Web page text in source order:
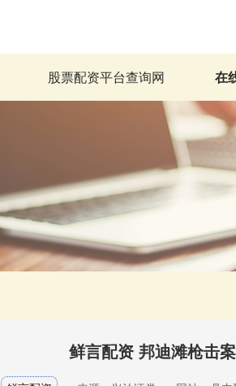
股票配资平台查询网 在
鲜言配资 邦迪滩枪击